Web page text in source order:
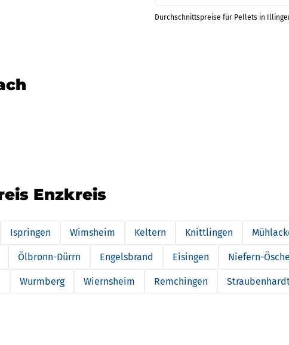
Durchschnittspreise für Pellets in
Enzkreis
Ispringen Wimsheim Keltern Knittlingen
Ölbronn-Dürrn Engelsbrand Eisingen Niefern-
Wurmberg Wiernsheim Remchingen